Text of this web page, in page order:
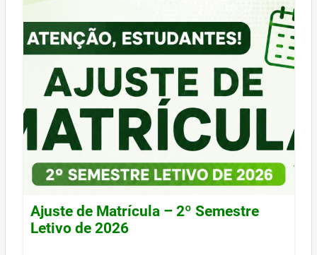
Ajuste de Matrícula – 2º Semestre
Letivo de 2026